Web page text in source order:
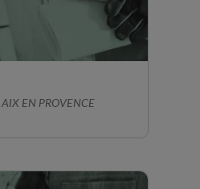
AIX EN PROVENCE